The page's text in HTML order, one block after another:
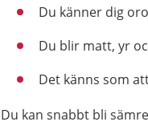
Du känner dig
Du blir matt, yr
Det känns som
Du kan snabbt bli